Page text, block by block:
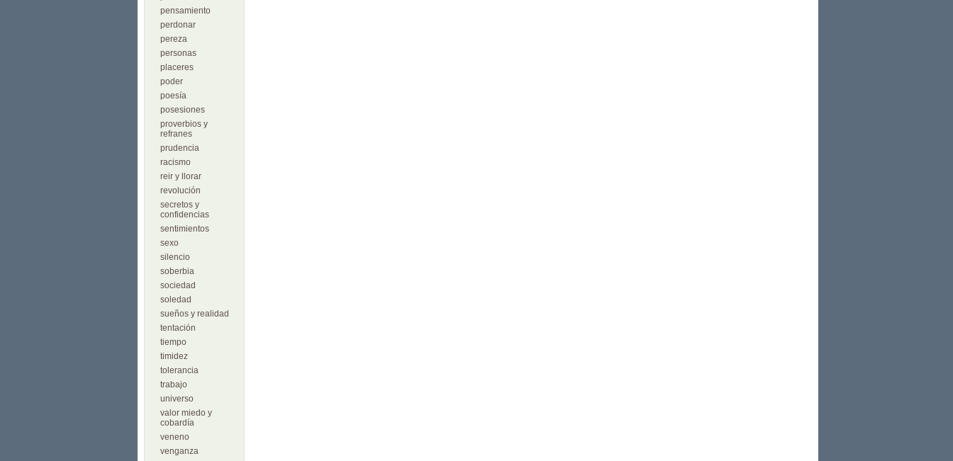
pensamiento
perdonar
pereza
personas
placeres
poder
poesía
posesiones
proverbios y
refranes
prudencia
racismo
reir y llorar
revolución
secretos y
confidencias
sentimientos
sexo
silencio
soberbia
sociedad
soledad
sueños y realidad
tentación
tiempo
timidez
tolerancia
trabajo
universo
valor miedo y
cobardía
veneno
venganza